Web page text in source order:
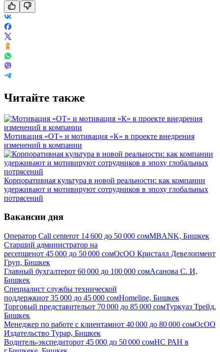
Читайте также
Мотивация «ОТ» и мотивация «К» в проекте внедрения
изменений в компании
Корпоративная культура в новой реальности: как компании
удерживают и мотивируют сотрудников в эпоху глобальных
потрясений
Вакансии дня
Оператор Call centerот 14 600 до 50 000 сомMBANK, Бишкек
Старший администратор на
ресепшенот 45 000 до 50 000 сомОсОО Кристалл Девелопмент
Груп, Бишкек
Главный бухгалтерот 60 000 до 100 000 сомАсанова С. И,
Бишкек
Специалист службы технической
поддержкиот 35 000 до 45 000 сомHomeline, Бишкек
Торговый представительот 70 000 до 85 000 сомТуркуаз Трейд,
Бишкек
Менеджер по работе с клиентамиот 40 000 до 80 000 сомОсОО
Издательство Турар, Бишкек
Водитель-экспедиторот 45 000 до 50 000 сомНС РАН в